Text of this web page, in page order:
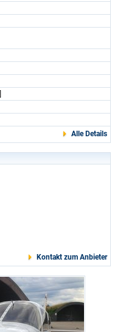
Alle Details
Kontakt zum Anbieter